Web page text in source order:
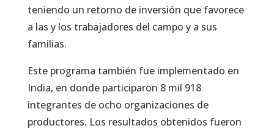
teniendo un retorno de inversión que favorece
a las y los trabajadores del campo y a sus
familias.
Este programa también fue implementado en
India, en donde participaron 8 mil 918
integrantes de ocho organizaciones de
productores. Los resultados obtenidos fueron